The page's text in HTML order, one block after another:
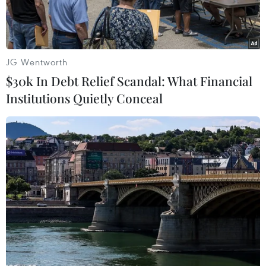
Nhật Bản và Triều Tiên tổ chức hội đàm tại Đại sứ quán Triều
Tiên ở Bắc Kinh ngày 30/3. (Nguồn: AFP)
Theo Kyodo, ngày 19/5, Ngoại trưởng Nhật Bản
Fumio Kishida cho biết nước này và Triều Tiên
sẽ tổ chức hội đàm vào ngày 26-28/5 tới tại thủ
đô Stockholm của Thụy Điển.
JG Wentworth
$30k In Debt Relief Scandal: What Financial
Institutions Quietly Conceal